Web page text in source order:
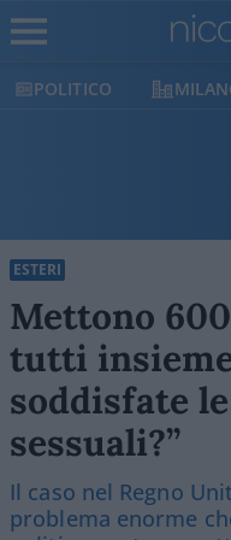
MILANO
ESTERI
Mettono
tutti
soddisfate
sessuali?”
Il caso nel Regno
problema enorme